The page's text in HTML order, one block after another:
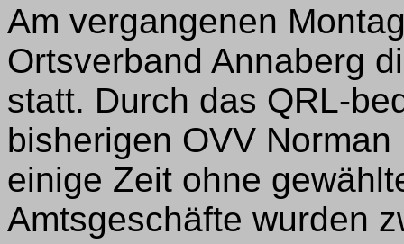
Am vergangenen
Ortsverband Annaberg
statt. Durch das QRL-
bisherigen OVV
einige Zeit ohne
Amtsgeschäfte wurden